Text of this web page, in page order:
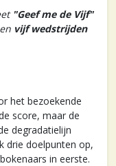
"Geef me de Vijf"
vijf wedstrijden
het bezoekende
score, maar de
degradatielijn
drie doelpunten op,
in eerste.